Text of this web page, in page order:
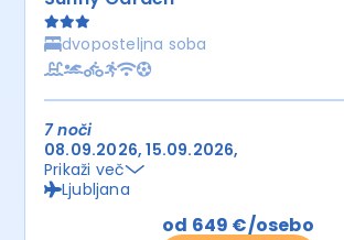
dvoposteljna soba
7 noči
08.09.2026 15.09.2026
Prikaži več
Ljubljana
od 649 €/osebo